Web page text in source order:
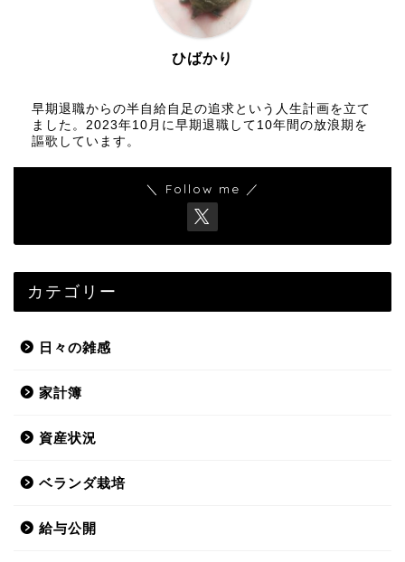
ひばかり
早期退職からの半自給自足の追求という人生計画を立て
ました。2023年10月に早期退職して10年間の放浪期を
謳歌しています。
＼ Follow me ／
カテゴリー
日々の雑感
家計簿
資産状況
ベランダ栽培
給与公開